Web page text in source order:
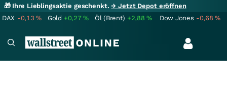
🎁 Ihre Lieblingsaktie geschenkt.→ Jetzt Depot eröffnen
DAX -0,13% Gold +0,27% Öl (Brent) +2,88% Dow Jones -0,68%